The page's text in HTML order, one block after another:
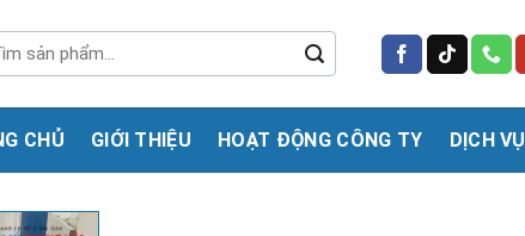
CHỦ GIỚI THIỆU HOẠT ĐỘNG CÔNG TY DỊCH VỤ